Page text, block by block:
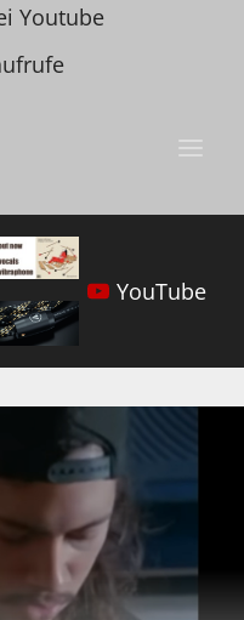
Youtube
YouTube